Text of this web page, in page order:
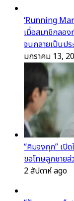
‘Running
เมื่อสมาชิกลอง
จนกลายเป็นปร
มกราคม 13,
“คิมจงกุก” เปิ
ขอโทษลูกชายล่
2 สัปดาห์ ago